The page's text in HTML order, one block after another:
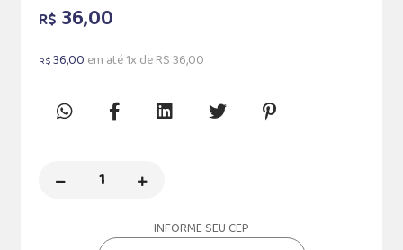
R$ 36,00
R$36,00 em até 1x de R$ 36,00
INFORME SEU CEP